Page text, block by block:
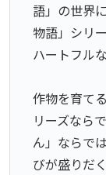
語」の世界
物語」シリ
ハートフル
作物を育て
リーズなら
ん」ならで
びが盛りだ